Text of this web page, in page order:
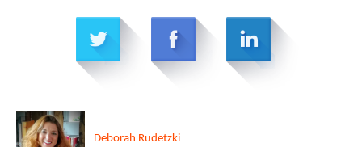
Deborah Rudetzki